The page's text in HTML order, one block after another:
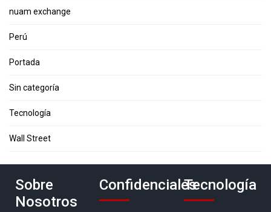
nuam exchange
Perú
Portada
Sin categoría
Tecnología
Wall Street
Sobre
Nosotros
ConfidencialesTecnología